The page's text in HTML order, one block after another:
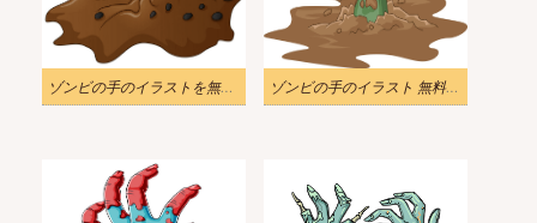
ゾンビの手のイラストを無料でダウンロード ゾンビの手のイラスト 無料画像